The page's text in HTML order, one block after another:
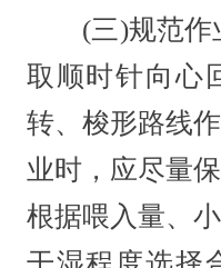
(三)规范作
取顺时针向心
转、梭形路线
业时，应尽量
根据喂入量、